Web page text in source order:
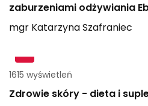
zaburzeniami odżywiania
mgr KatarzynaSzafraniec
1615 wyświetleń
Zdrowie skóry - dieta i